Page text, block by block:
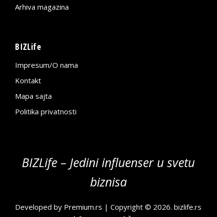
Arhiva magazina
BIZLife
Impresum/O nama
Kontakt
Mapa sajta
Politika privatnosti
BIZLife – Jedini influenser u svetu
biznisa
Developed by Premium.rs | Copyright © 2026.bizlife.rs